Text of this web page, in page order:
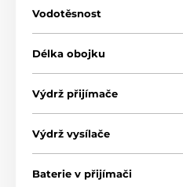
Dosah obojku
Vodotěsnost
Délka obojku
Výdrž přijímače
Výdrž vysílače
Baterie v přijímači